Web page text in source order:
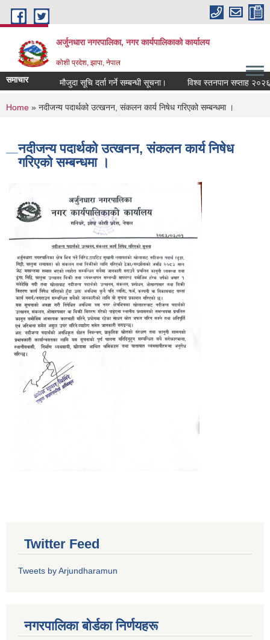
Skip to main content
अर्जुनधारा नगरपालिका, नगर कार्यपालिकाको कार्यालय
कोशी प्रदेश, झापा, नेपाल
समाचार मौजुदा सूचि दर्ता गर्ने सम्बन्धी सूचना। विश्व स्तनपान सप्ताह २०२६
You are here
Home » नदीजन्य पदार्थको उत्खनन, संकलन कार्य निषेध गरिएको सम्बन्धमा ।
नदीजन्य पदार्थको उत्खनन, संकलन कार्य निषेध
गरिएको सम्बन्धमा ।
Twitter Feed
Tweets by Arjundharamun
नगरपालिका बाेर्डका निर्णयहरू